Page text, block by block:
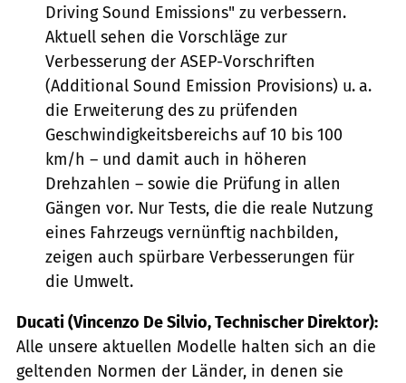
Driving Sound Emissions" zu verbessern.
Aktuell sehen die Vorschläge zur
Verbesserung der ASEP-Vorschriften
(Additional Sound Emission Provisions) u. a.
die Erweiterung des zu prüfenden
Geschwindigkeitsbereichs auf 10 bis 100
km/h – und damit auch in höheren
Drehzahlen – sowie die Prüfung in allen
Gängen vor. Nur Tests, die die reale Nutzung
eines Fahrzeugs vernünftig nachbilden,
zeigen auch spürbare Verbesserungen für
die Umwelt.
Ducati(Vincenzo De Silvio, Technischer Direktor):
Alle unsere aktuellen Modelle halten sich an die
geltenden Normen der Länder, in denen sie